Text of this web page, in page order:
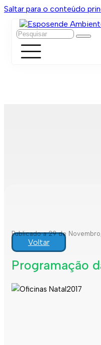
Saltar para o conteúdo
Pesquisar
Publicado a 29 de
Voltar
Programação